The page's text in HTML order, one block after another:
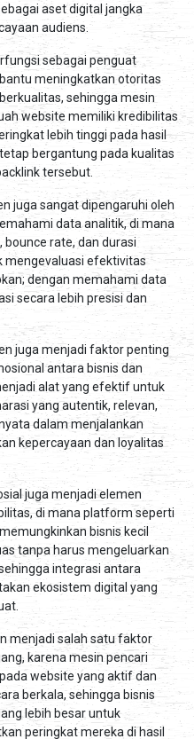
aset digital jangka
audiens.
sebagai penguat
meningkatkan otoritas
sehingga mesin
website memiliki kredibilitas
lebih tinggi pada hasil
bergantung pada kualitas
tersebut.
juga sangat dipengaruhi oleh
data analitik, di mana
rate, dan durasi
mengevaluasi efektivitas
dengan memahami data
secara lebih presisi dan
juga menjadi faktor penting
antara bisnis dan
alat yang efektif untuk
yang autentik, relevan,
dalam menjalankan
kepercayaan dan loyalitas
juga menjadi elemen
di mana platform seperti
bisnis kecil
tanpa harus mengeluarkan
integrasi antara
ekosistem digital yang
menjadi salah satu faktor
karena mesin pencari
website yang aktif dan
berkala, sehingga bisnis
lebih besar untuk
peringkat mereka di hasil